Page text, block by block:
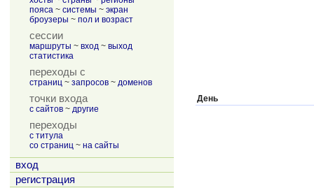
пояса ~ системы ~ экран
броузеры ~ пол и возраст
сессии
маршруты ~ вход ~ выход
статистика
переходы с
страниц ~ запросов ~ доменов
точки входа
с сайтов ~ другие
переходы
с титула
со страниц ~ на сайты
вход
регистрация
День